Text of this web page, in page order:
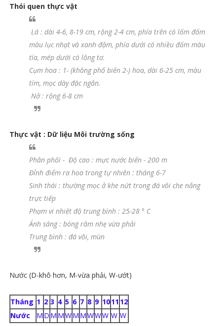
Thói quen thực vật
Lá : dài 4-6, 8-19 cm, rộng 2-4 cm, phía trên có lốm đốm
màu lục nhạt và xanh đậm, phía dưới có nhiều đốm màu
tía, mép dưới có lông tơ.
Cụm hoa : 1- (không phổ biến 2-) hoa, dài 6-25 cm, màu
tím, mọc dày đặc ngắn.
Nở : rộng 6-8 cm
Thực vật : Dữ liệu Môi trường sống
Phân phối - Độ cao : mực nước biển - 200 m
Đỉnh điểm ra hoa trong tự nhiên : tháng 6-7
Sinh thái : thường mọc ở khe nứt trong đá vôi che nắng
trực tiếp
Phạm vi nhiệt độ trung bình : 25-28 ° C
Ánh sáng : bóng râm nhẹ vừa phải
Trung bình : đá vôi, mùn
Nước (D-khô hơn, M-vừa phải, W-ướt)
Tháng 1 2 3 4 5 6 7 8 9 1011 12
Nước
M D M MWM MWWW W W